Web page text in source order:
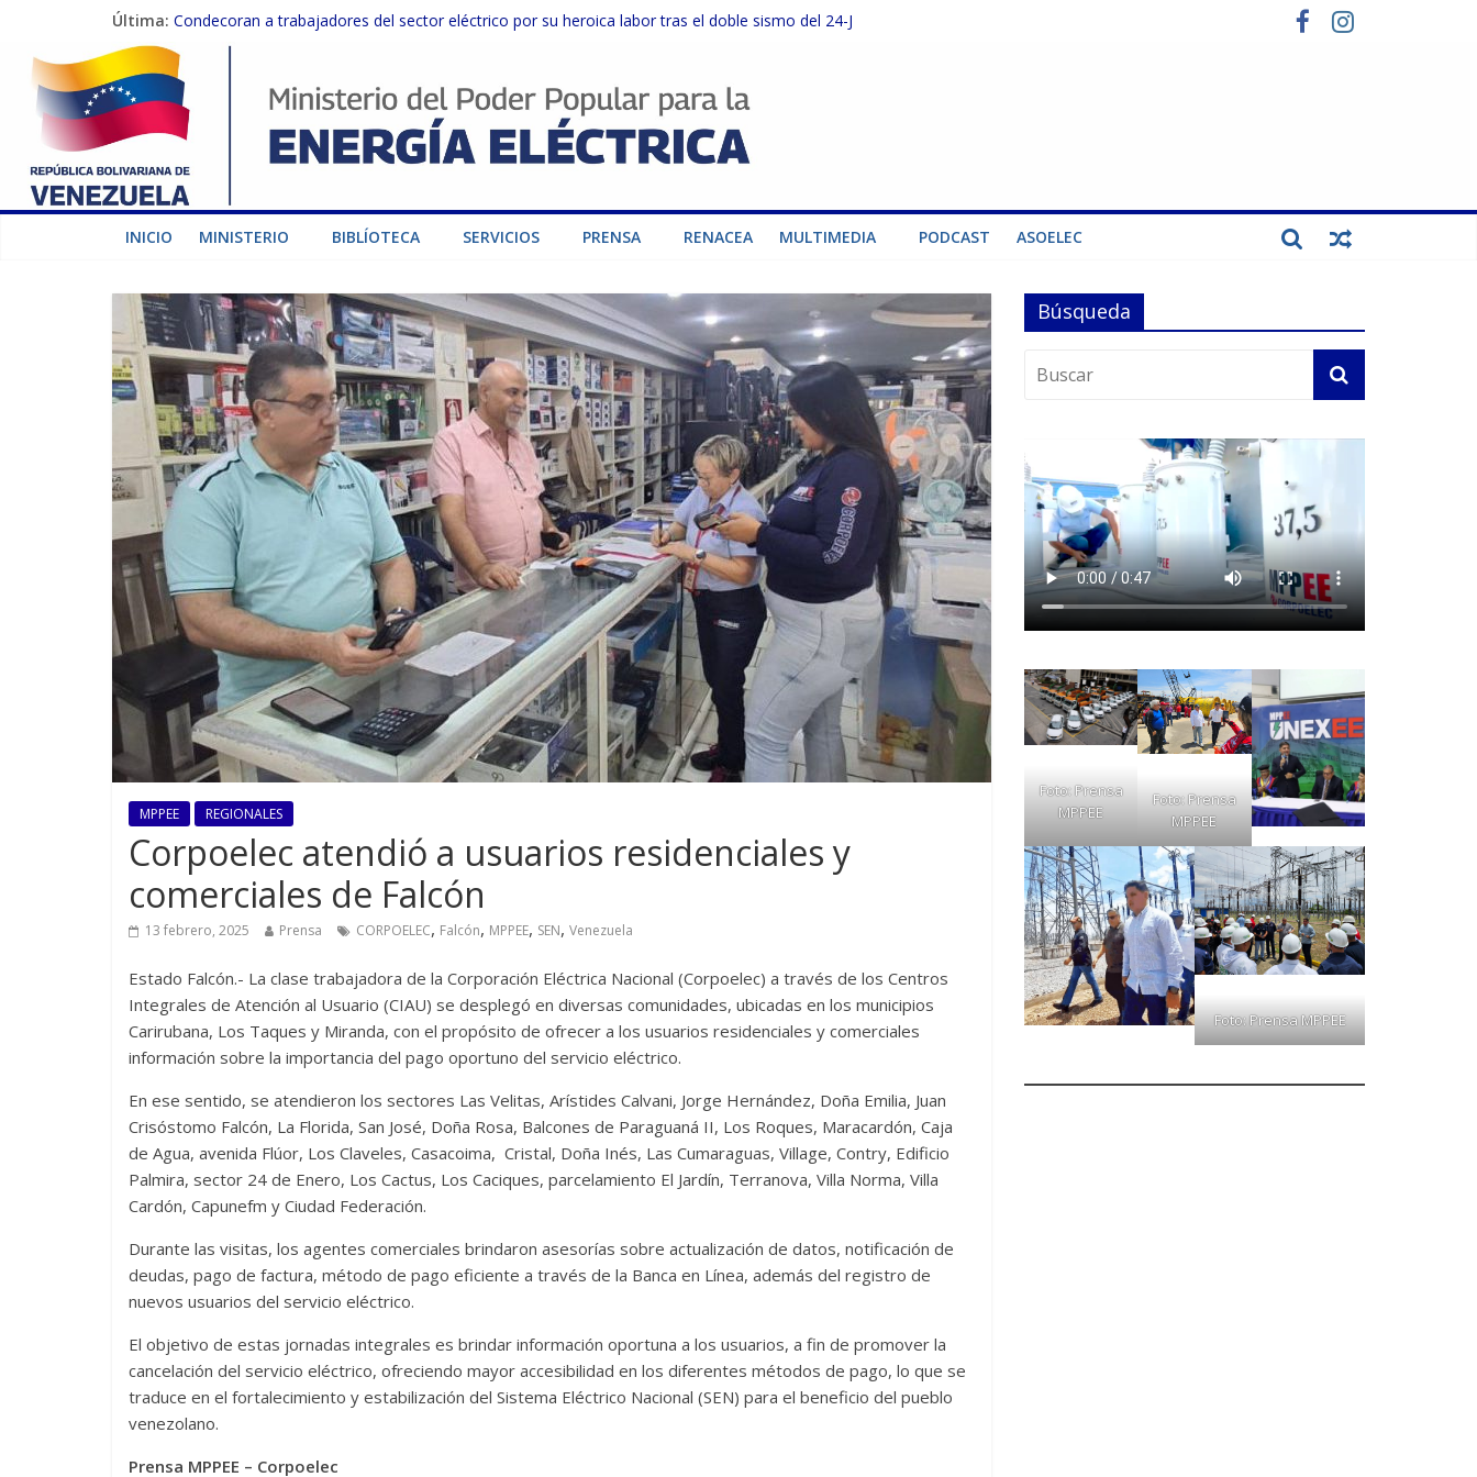
Última: Condecoran a trabajadores del sector eléctrico por su heroica labor tras el doble sismo del 24-J
Gobierno Nacional coordina acciones con el sector privado para fortalecer el SEN ante el «Súper Niño»
Inspeccionan trabajos de rehabilitación en instalaciones del SEN en Carabobo
Gobierno Nacional activa plan preventivo para fortalecer el SEN ante el fenómeno de El Niño
Termocarabobo recupera el 50% de su capacidad de generación para fortalecer el SEN
INICIO MINISTERIO BIBLÍOTECA SERVICIOS PRENSA RENACEA MULTIMEDIA PODCAST ASOELEC
MPPEE REGIONALES
Corpoelec atendió a usuarios residenciales y
comerciales de Falcón
13 febrero, 2025 Prensa CORPOELEC, Falcón, MPPEE, SEN, Venezuela
Estado Falcón.- La clase trabajadora de la Corporación Eléctrica Nacional (Corpoelec) a través de los Centros
Integrales de Atención al Usuario (CIAU) se desplegó en diversas comunidades, ubicadas en los municipios
Carirubana, Los Taques y Miranda, con el propósito de ofrecer a los usuarios residenciales y comerciales
información sobre la importancia del pago oportuno del servicio eléctrico.
En ese sentido, se atendieron los sectores Las Velitas, Arístides Calvani, Jorge Hernández, Doña Emilia, Juan
Crisóstomo Falcón, La Florida, San José, Doña Rosa, Balcones de Paraguaná II, Los Roques, Maracardón, Caja
de Agua, avenida Flúor, Los Claveles, Casacoima, Cristal, Doña Inés, Las Cumaraguas, Village, Contry, Edificio
Palmira, sector 24 de Enero, Los Cactus, Los Caciques, parcelamiento El Jardín, Terranova, Villa Norma, Villa
Cardón, Capunefm y Ciudad Federación.
Durante las visitas, los agentes comerciales brindaron asesorías sobre actualización de datos, notificación de
deudas, pago de factura, método de pago eficiente a través de la Banca en Línea, además del registro de
nuevos usuarios del servicio eléctrico.
El objetivo de estas jornadas integrales es brindar información oportuna a los usuarios, a fin de promover la
cancelación del servicio eléctrico, ofreciendo mayor accesibilidad en los diferentes métodos de pago, lo que se
traduce en el fortalecimiento y estabilización del Sistema Eléctrico Nacional (SEN) para el beneficio del pueblo
venezolano.
Prensa MPPEE – Corpoelec
Búsqueda
Foto: Prensa
MPPEE
Foto: Prensa
MPPEE
Foto: Prensa MPPEE